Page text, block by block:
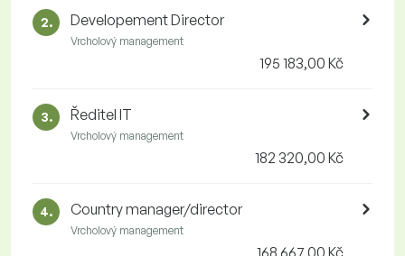
2. Developement Director
Vrcholový management
195 183,00 Kč
3. Ředitel IT
Vrcholový management
182 320,00 Kč
4. Country manager/director
Vrcholový management
168 667,00 Kč